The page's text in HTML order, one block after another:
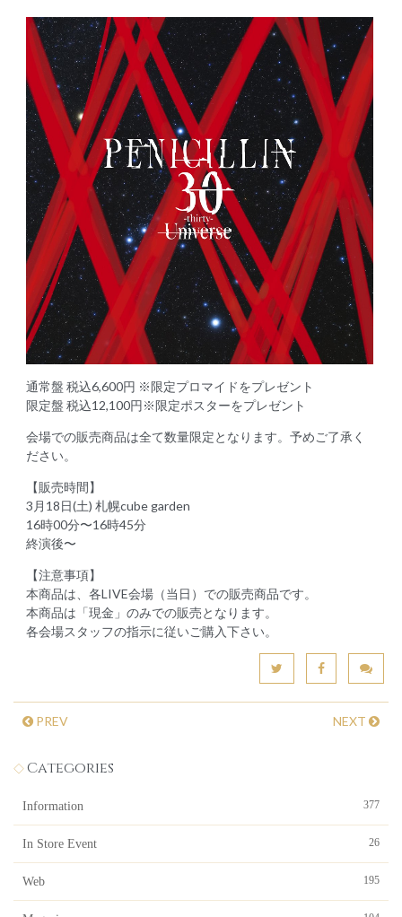
通常盤 税込6,600円 ※限定プロマイドをプレゼント
限定盤 税込12,100円※限定ポスターをプレゼント
会場での販売商品は全て数量限定となります。予めご了承く
ださい。
【販売時間】
3月18日(土) 札幌cube garden
16時00分〜16時45分
終演後〜
【注意事項】
本商品は、各LIVE会場（当日）での販売商品です。
本商品は「現金」のみでの販売となります。
各会場スタッフの指示に従いご購入下さい。
PREV NEXT
Categories
Information 377
In Store Event 26
Web 195